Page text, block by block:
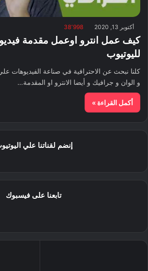
أكتوبر 13, 2020 38٬998
كيف عمل انترو اوعمل مقدمة فيديو
لليوتيوب
كلنا نبحث عن الاحترافية في صناعة الفيديوهات
و الوان و جرافيك و أيضا الانترو او المقدمة…
أكمل القراءة »
إنضم لقناتنا علي
تابعنا على فيسبوك